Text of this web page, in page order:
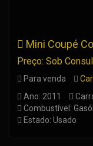
Mini Coupé
Preço: Sob
Para venda
Ano: 2011
Combustível:
Estado: Usado